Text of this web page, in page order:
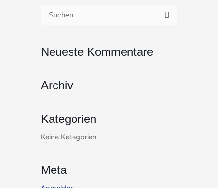
Suchen
Neueste Kommentare
Archiv
Kategorien
Keine Kategorien
Meta